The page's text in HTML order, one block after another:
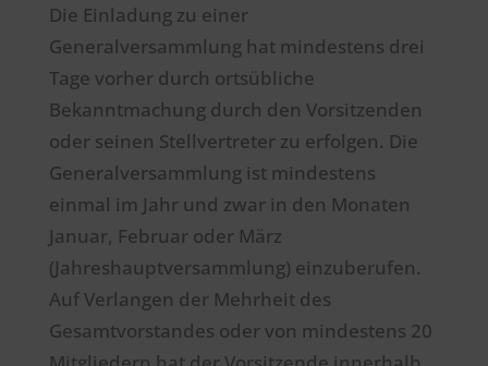
Die Einladung zu einer
Generalversammlung hat mindestens drei
Tage vorher durch ortsübliche
Bekanntmachung durch den Vorsitzenden
oder seinen Stellvertreter zu erfolgen. Die
Generalversammlung ist mindestens
einmal im Jahr und zwar in den Monaten
Januar, Februar oder März
(Jahreshauptversammlung) einzuberufen.
Auf Verlangen der Mehrheit des
Gesamtvorstandes oder von mindestens 20